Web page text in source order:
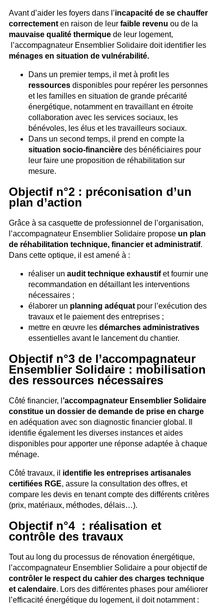
Avant d’aider les foyers dans l’incapacité de se chauffer
correctement en raison de leur faible revenu ou de la
mauvaise qualité thermique de leur logement,
l’accompagnateur Ensemblier Solidaire doit identifier les
ménages en situation de vulnérabilité.
Dans un premier temps, il met à profit les
ressources disponibles pour repérer les personnes
et les familles en situation de grande précarité
énergétique, notamment en travaillant en étroite
collaboration avec les services sociaux, les
bénévoles, les élus et les travailleurs sociaux.
Dans un second temps, il prend en compte la
situation socio-financière des bénéficiaires pour
leur faire une proposition de réhabilitation sur
mesure.
Objectif n°2 : préconisation d’un
plan d’action
Grâce à sa casquette de professionnel de l’organisation,
l’accompagnateur Ensemblier Solidaire propose un plan
de réhabilitation technique, financier et administratif.
Dans cette optique, il est amené à :
réaliser un audit technique exhaustifet fournir une
recommandation en détaillant les interventions
nécessaires ;
élaborer un planning adéquat pour l’exécution des
travaux et le paiement des entreprises ;
mettre en œuvre les démarches administratives
essentielles avant le lancement du chantier.
Objectif n°3 de l’accompagnateur
Ensemblier Solidaire : mobilisation
des ressources nécessaires
Côté financier, l ’accompagnateur Ensemblier Solidaire
constitue un dossier de demande de prise en charge
en adéquation avec son diagnostic financier global. Il
identifie également les diverses instances et aides
disponibles pour apporter une réponse adaptée à chaque
ménage.
Côté travaux, il identifie les entreprises artisanales
certifiées RGE, assure la consultation des offres, et
compare les devis en tenant compte des différents critères
(prix, matériaux, méthodes, délais…).
Objectif n°4 : réalisation et
contrôle des travaux
Tout au long du processus de rénovation énergétique,
l’accompagnateur Ensemblier Solidaire a pour objectif de
contrôler le respect du cahier des charges technique
et calendaire. Lors des différentes phases pour améliorer
l’efficacité énergétique du logement, il doit notamment :